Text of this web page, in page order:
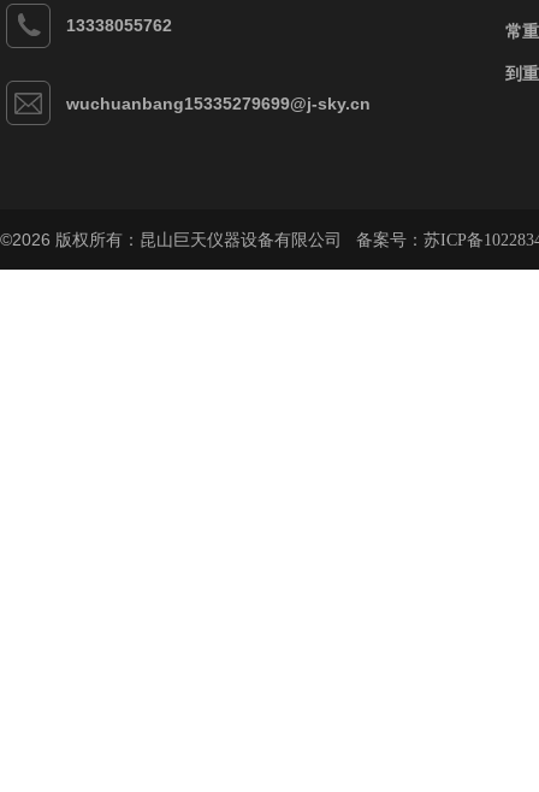
13338055762
wuchuanbang15335279699@j-sky.cn
常
到
©2026 版权所有：昆山巨天仪器设备有限公司 备案号： 苏ICP备